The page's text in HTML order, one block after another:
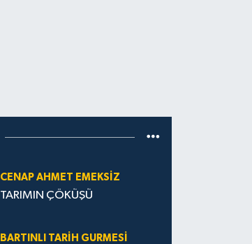
CENAP AHMET EMEKSİZ
TARIMIN ÇÖKÜŞÜ
BARTINLI TARIH GURMESI